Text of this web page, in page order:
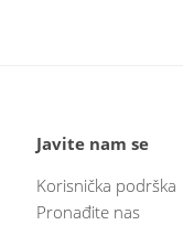
Javite nam se
Korisnička podrška
Pronađite nas